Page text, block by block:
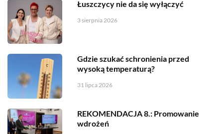
Łuszczycy nie da się wyłączyć
3 sierpnia 2026
Gdzie szukać schronienia przed
wysoką temperaturą?
31 lipca 2026
REKOMENDACJA 8.: Promowanie
wdrożeń